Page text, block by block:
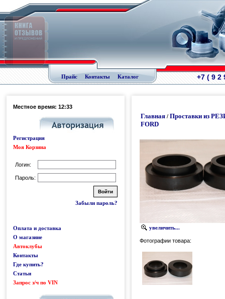
Прайс Контакты Каталог +7 ( 9 2
Местное время: 12:33
Регистрация
Моя Корзина
Логин:
Пароль:
Забыли пароль?
Оплата и доставка
О магазине
Автоклубы
Контакты
Где купить?
Статьи
Запрос з/ч по VIN
Главная / Проставки из
FORD
увеличить...
Фотографии товара: